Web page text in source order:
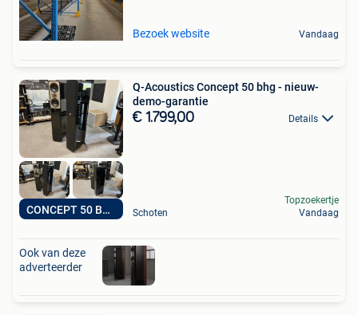
Bezoek website Vandaag
CONCEPT 50 BLACK
Q-Acoustics Concept 50 bhg - nieuw-
demo-garantie
€ 1.799,00 Details
Schoten
Topzoekertje
Vandaag
Ook van deze
adverteerder